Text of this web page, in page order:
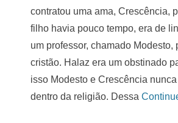
contratou uma ama, Crescência,
filho havia pouco tempo, era de
um professor, chamado
cristão. Halaz era um obstinado
isso Modesto e Crescência
dentro da religião. Dessa